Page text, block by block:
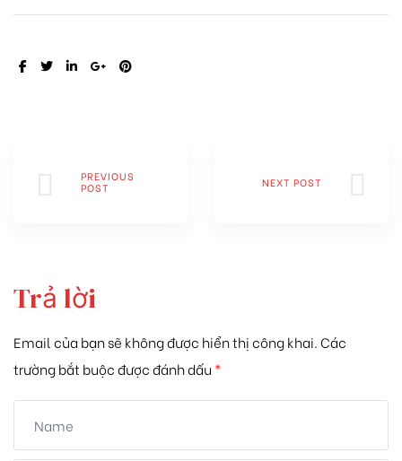
SHARE:
PREVIOUS
POST
NEXT POST
Trả lời
Email của bạn sẽ không được hiển thị công khai. Các
trường bắt buộc được đánh dấu *